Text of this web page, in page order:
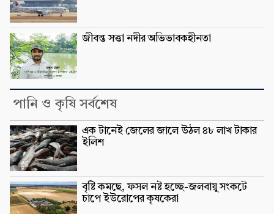
জীবন্ত সত্তা নদীর অভিভাবকহীনতা
পানি ও কৃষি সর্বশেষ
এক টানেই জেলের জালে উঠল ৪৮ লাখ টাকার
ইলিশ
বৃষ্টি কমছে, ফসল নষ্ট হচ্ছে-জলবায়ু সংকটে
চাপে ইউরোপের কৃষকেরা